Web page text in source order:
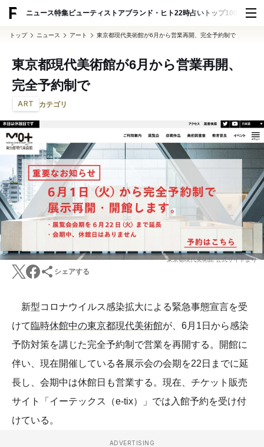
ニュース特集ビューティ ストアブランド・ヒト22時占い トップ100 スナッ
トップ ニュース アート 東京都現代美術館が6月から営業再開、完全予約制で
東京都現代美術館が6月から営業再開、
完全予約制で
ART カテゴリ
東京都現代美術館 公式サイトより
シェアする
新型コロナウイルス感染拡大による緊急事態宣言を受
けて臨時休館中の東京都現代美術館が、6月1日から感染
予防対策を講じた完全予約制で営業を再開する。開館に
伴い、現在開催している各展示会の会期を22日までに延
長し、会期中は休館日も営業する。現在、チケット販売
サイト「イーテックス（e-tix）」では入館予約を受け付
けている。
ADVERTISING